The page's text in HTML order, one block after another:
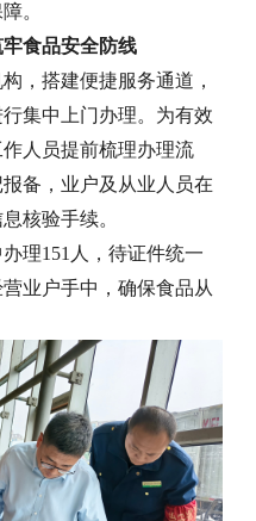
。
食品安全防线
，搭建便捷服务通道，
集中上门办理。为有效
人员提前梳理办理流
备，业户及从业人员在
核验手续。
理151人，待证件统一
业户手中，确保食品从